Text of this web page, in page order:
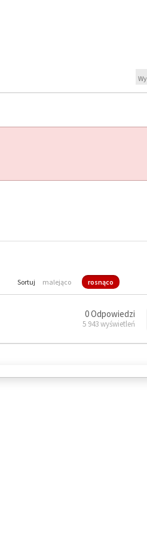
Sortuj malejąco rosnąco
0 Odpowiedzi
5 943 wyświetleń